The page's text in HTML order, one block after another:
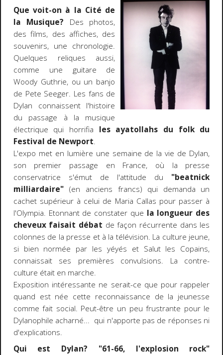
Que voit-on à la Cité de
la Musique? Des photos,
des films, des affiches, des
souvenirs, une chronologie.
Quelques reliques aussi,
comme une guitare de
Woody Guthrie, ou un banjo
de Pete Seeger. Les fans de
Dylan connaissent l'histoire
du passage à la musique
électrique qui horrifia les ayatollahs du folk du
Festival de Newport.
L'expo met en lumière une semaine de la vie de Dylan,
son premier passage en France, où la presse
conservatrice s'émut de l'attitude du "beatnick
milliardaire"(en anciens francs) qui demanda un
cachet supérieur à celui de Maria Callas pour passer à
l'Olympia. Etonnant de constater que la longueur des
cheveux faisait débat de façon récurrente dans les
colonnes de la presse et à la télévision. La culture jeune,
si bien normée par les yéyés et Salut les Copains,
connaissait ses premières convulsions. La contre-
culture était en marche.
Exposition intéressante ne serait-ce que pour rappeler
quand est née cette reconnaissance de la jeunesse
comme fait social. Peut-être un peu frustrante pour le
Dylanophile acharné... qui n'apporte pas de réponses ni
d'explications.
Qui est Dylan? "61-66, l'explosion rock"